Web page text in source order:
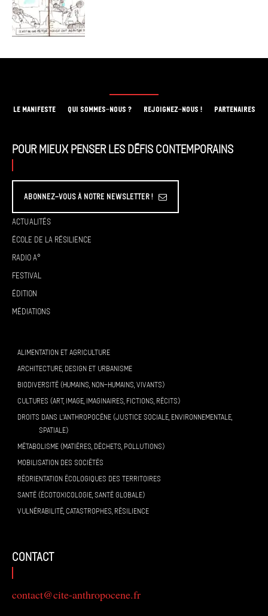
LE MANIFESTE QUI SOMMES-NOUS ? REJOIGNEZ-NOUS ! PARTENAIRES
Pour mieux penser les défis contemporains
Abonnez-vous à Notre Newsletter !
Actualités
École de la résilience
Radio A°
Festival
Édition
Médiations
ALIMENTATION ET AGRICULTURE
ARCHITECTURE, DESIGN ET URBANISME
BIODIVERSITÉ (HUMAINS, NON-HUMAINS, VIVANTS)
CULTURES (ART, IMAGE, IMAGINAIRES, FICTIONS, RÉCITS)
DROITS DANS L’ANTHROPOCÈNE (JUSTICE SOCIALE, ENVIRONNEMENTALE,
SPATIALE)
MÉTABOLISME (MATIÈRES, DÉCHETS, POLLUTIONS)
MOBILISATION DES SOCIÉTÉS
RÉORIENTATION ÉCOLOGIQUES DES TERRITOIRES
SANTÉ (ÉCOTOXICOLOGIE, SANTÉ GLOBALE)
VULNÉRABILITÉ, CATASTROPHES, RÉSILIENCE
contact
contact@cite-anthropocene.fr